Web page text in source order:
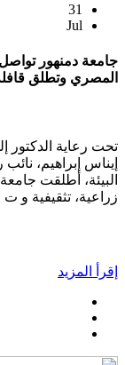
31
Jul
جامعة دمنهور
المصري وتطلق
تحت رعاية الدكتور
إيناس إبراهيم،
البيئة، أطلقت
زراعية، تثقيفية و ت
إقرأ المزيد